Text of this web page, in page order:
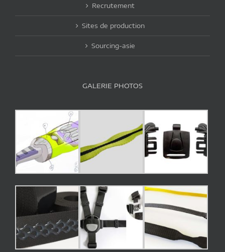
Recrutement
Sites de production
Sourcing-asie
GALERIE PHOTOS